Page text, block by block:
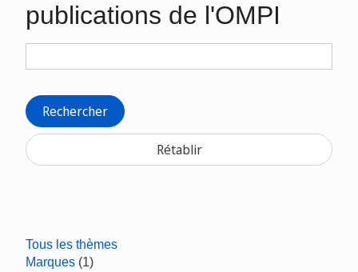
publications de l'OMPI
Rechercher
Rétablir
Tous les thèmes
Marques (1)